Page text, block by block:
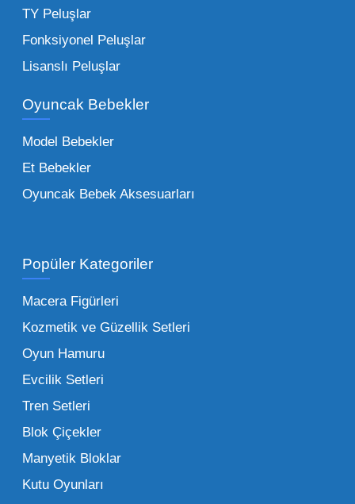
harçlıklarıyla kolayca alabildiği ürünlerdir.
Çocuk Oyuncakları Toptan Seçenekleri:
Bebeklik döneminden ergenliğe kadar geniş
toptan tedariği yaparken, piyasadaki en son
figürlerden geleneksel oyun setlerine kadar
her şeyi portföyümüzde bulabilirsiniz.
İşletmeler için toptan oyuncak satış ve alımı
şüphesiz ki birim maliyetin düşmesidir.
Oyuncak toptan kanalına geçildiğinde,
perakende satış fiyatı ile alış fiyatı arasındaki
makas açılır ve bu da ciddi kâr marjları elde
edilmesini sağlar. Toplu alımlarda uygulanan
dönemlerinde işletmenizin finansal olarak
rahatlamasına yardımcı olur.
TY Peluşlar
Fonksiyonel Peluşlar
Lisanslı Peluşlar
Oyuncak Bebekler
Model Bebekler
Et Bebekler
Oyuncak Bebek Aksesuarları
Popüler Kategoriler
Macera Figürleri
Kozmetik ve Güzellik Setleri
Oyun Hamuru
Evcilik Setleri
Tren Setleri
Blok Çiçekler
Manyetik Bloklar
Kutu Oyunları